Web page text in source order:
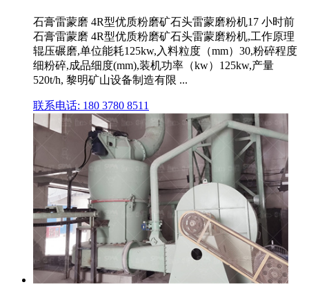
石膏雷蒙磨 4R型优质粉磨矿石头雷蒙磨粉机17 小时前
石膏雷蒙磨 4R型优质粉磨矿石头雷蒙磨粉机,工作原理
辊压碾磨,单位能耗125kw,入料粒度（mm）30,粉碎程度
细粉碎,成品细度(mm),装机功率（kw）125kw,产量
520t/h, 黎明矿山设备制造有限 ...
联系电话: 180 3780 8511